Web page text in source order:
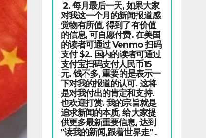
2. 每月最后一天, 如果大家
对我这一个月的新闻报道感
觉物有所值, 得到了有价值
的信息, 可自愿付费. 在美国
的读者可通过 Venmo 扫码
支付 $2. 国内的读者可通过
支付宝扫码支付人民币15
元. 钱不多, 重要的是表示一
下对我的报道的认可. 这将
是对我付出的肯定和支持.
也欢迎打赏. 我的宗旨就是
追求新闻的本质, 给大家提
供更多最新重要信息, 达到
"读我的新闻,跟着世界走" .